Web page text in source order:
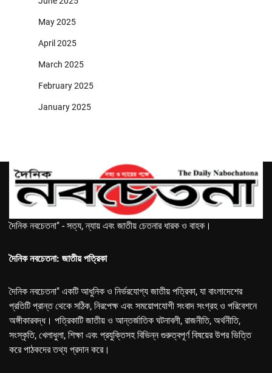
May 2025
April 2025
March 2025
February 2025
January 2025
দৈনিক নবচেতনা" - সত্য, ন্যায় এবং জাতীয় চেতনার ধারক ও বাহক।
দৈনিক নবচেতনা: জাতীয় পত্রিকা
দৈনিক নবচেতনা" একটি আধুনিক ও নির্ভরযোগ্য জাতীয় পত্রিকা, যা বাংলাদেশের
প্রতিটি প্রান্ত থেকে সঠিক, নিরপেক্ষ এবং সময়োপযোগী সংবাদ সংগ্রহ ও পরিবেশনে
অঙ্গীকারবদ্ধ। পত্রিকাটি জাতীয় ও আন্তর্জাতিক ঘটনাবলী, রাজনীতি, অর্থনীতি,
সংস্কৃতি, খেলাধুলা, শিক্ষা এবং প্রযুক্তিসহ বিভিন্ন গুরুত্বপূর্ণ বিষয়ের উপর ভিত্তি
করে পাঠকদের তথ্য প্রদান করে।